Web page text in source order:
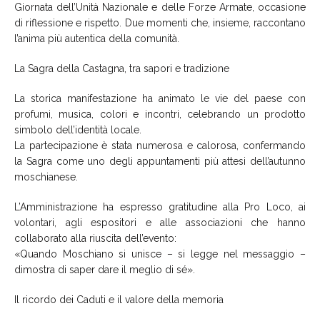
Giornata dell’Unità Nazionale e delle Forze Armate, occasione
di riflessione e rispetto. Due momenti che, insieme, raccontano
l’anima più autentica della comunità.
La Sagra della Castagna, tra sapori e tradizione
La storica manifestazione ha animato le vie del paese con
profumi, musica, colori e incontri, celebrando un prodotto
simbolo dell’identità locale.
La partecipazione è stata numerosa e calorosa, confermando
la Sagra come uno degli appuntamenti più attesi dell’autunno
moschianese.
L’Amministrazione ha espresso gratitudine alla Pro Loco, ai
volontari, agli espositori e alle associazioni che hanno
collaborato alla riuscita dell’evento:
«Quando Moschiano si unisce – si legge nel messaggio –
dimostra di saper dare il meglio di sé».
Il ricordo dei Caduti e il valore della memoria